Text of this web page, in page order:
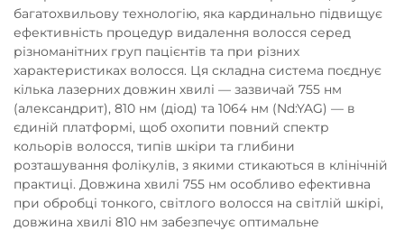
багатохвильову технологію, яка кардинально підвищує
ефективність процедур видалення волосся серед
різноманітних груп пацієнтів та при різних
характеристиках волосся. Ця складна система поєднує
кілька лазерних довжин хвилі — зазвичай 755 нм
(александрит), 810 нм (діод) та 1064 нм (Nd:YAG) — в
єдиній платформі, щоб охопити повний спектр
кольорів волосся, типів шкіри та глибини
розташування фолікулів, з якими стикаються в клінічній
практиці. Довжина хвилі 755 нм особливо ефективна
при обробці тонкого, світлого волосся на світлій шкірі,
довжина хвилі 810 нм забезпечує оптимальне